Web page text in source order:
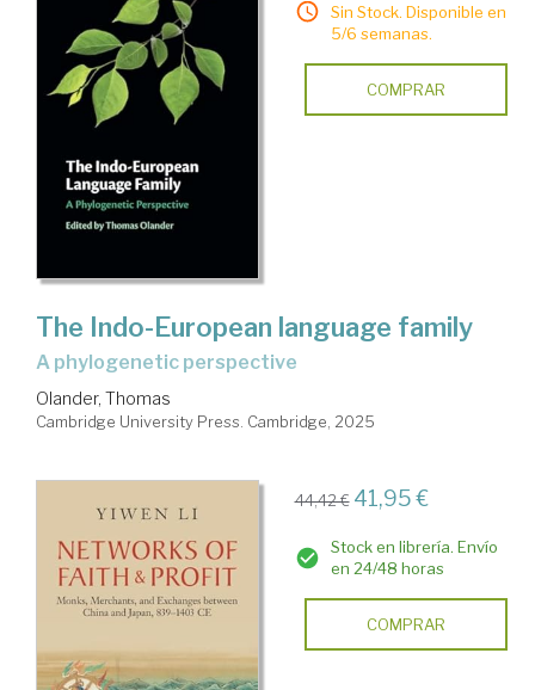
Sin Stock. Disponible en
5/6 semanas.
COMPRAR
The Indo-European language family
a phylogenetic perspective
Olander, Thomas
Cambridge University Press. Cambridge, 2025
44,42 € 41,95 €
Stock en librería. Envío
en 24/48 horas
COMPRAR